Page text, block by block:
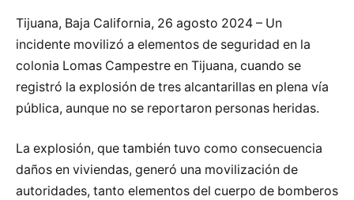
Tijuana, Baja California, 26 agosto 2024 – Un
incidente movilizó a elementos de seguridad en la
colonia Lomas Campestre en Tijuana, cuando se
registró la explosión de tres alcantarillas en plena vía
pública, aunque no se reportaron personas heridas.
La explosión, que también tuvo como consecuencia
daños en viviendas, generó una movilización de
autoridades, tanto elementos del cuerpo de bomberos